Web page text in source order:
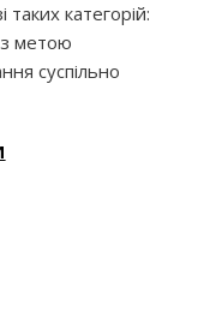
таких категорій:
з метою
суспільно